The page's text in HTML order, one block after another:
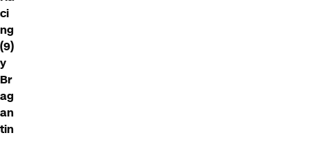
ci
ng
(9)
y
Br
ag
an
tin